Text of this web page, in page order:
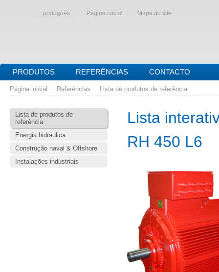
português Página inicial Mapa do site
PRODUTOS REFERÊNCIAS CONTACTO
Página inicial Referências Lista de produtos de referência
Lista de produtos de
referência
Energia hidráulica
Construção naval & Offshore
Instalações industriais
Lista
RH 450 L6